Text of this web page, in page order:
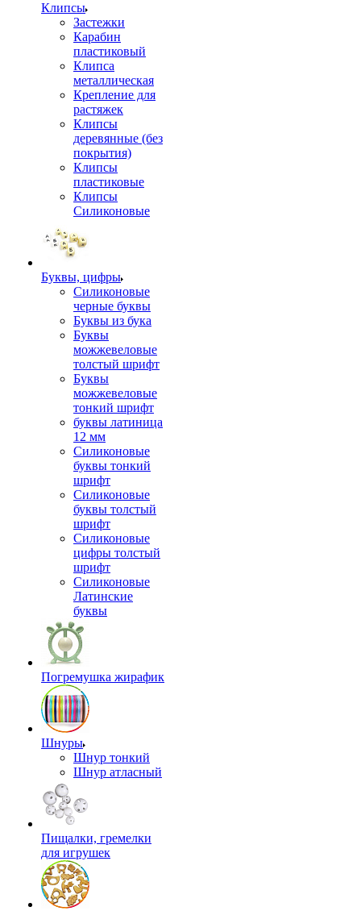
Клипсы
Застежки
Карабин
пластиковый
Клипса
металлическая
Крепление для
растяжек
Клипсы
деревянные (без
покрытия)
Клипсы
пластиковые
Клипсы
Силиконовые
Буквы, цифры
Силиконовые
черные буквы
Буквы из бука
Буквы
можжевеловые
толстый шрифт
Буквы
можжевеловые
тонкий шрифт
буквы латиница
12 мм
Силиконовые
буквы тонкий
шрифт
Силиконовые
буквы толстый
шрифт
Силиконовые
цифры толстый
шрифт
Силиконовые
Латинские
буквы
Погремушка жирафик
Шнуры
Шнур тонкий
Шнур атласный
Пищалки, гремелки
для игрушек